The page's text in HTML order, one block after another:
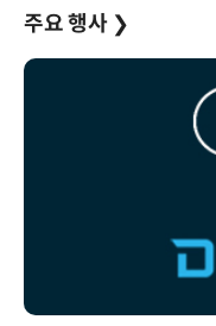
주요 행사 ❯